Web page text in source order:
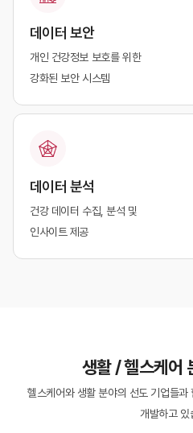
데이터 보안
개인 건강정보 보호를 위한
강화된 보안 시스템
데이터 분석
건강 데이터 수집, 분석 및
인사이트 제공
생활 / 헬스케어
헬스케어와 생활 분야의 선도 기업들
개발하고 있